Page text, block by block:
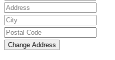
Change Address